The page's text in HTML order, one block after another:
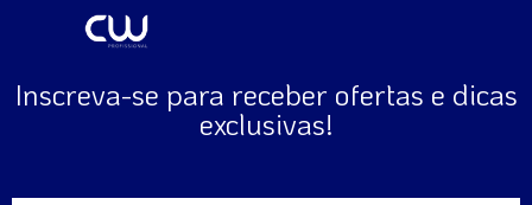
Inscreva-se para receber ofertas e dicas
exclusivas!